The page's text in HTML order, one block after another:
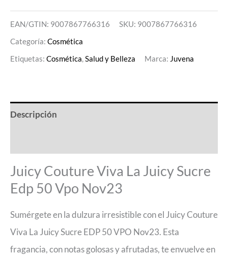
EAN/GTIN: 9007867766316 SKU: 9007867766316
Categoría: Cosmética
Etiquetas: Cosmética Salud y Belleza Marca: Juvena
Descripción
Juicy Couture Viva La Juicy Sucre
Edp 50 Vpo Nov23
Sumérgete en la dulzura irresistible con el Juicy Couture
Viva La Juicy Sucre EDP 50 VPO Nov23. Esta
fragancia, con notas golosas y afrutadas, te envuelve en